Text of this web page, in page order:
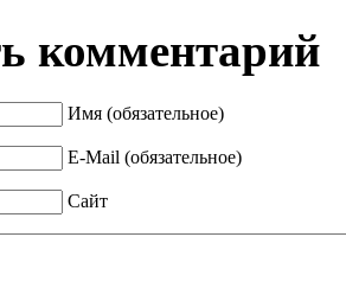
комментарий
Имя (обязательное)
E-Mail (обязательное)
Сайт